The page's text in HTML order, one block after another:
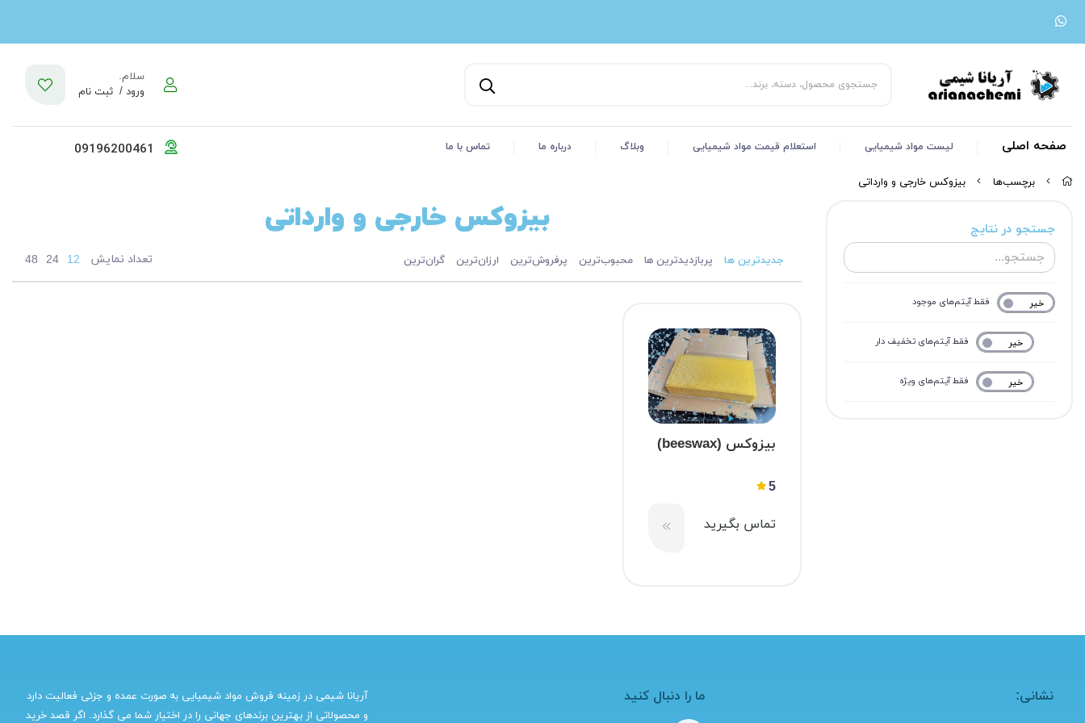
سلام.
ورود / ثبت نام
صفحه اصلی لیست مواد شیمیایی استعلام قیمت مواد شیمیایی وبلاگ درباره ما تماس با ما
برچسب‌ها بیزوکس خارجی و وارداتی
جستجو در نتایج
بله خیر فقط آیتم‌های موجود
بله خیر فقط آیتم‌های تخفیف دار
بله خیر فقط آیتم‌های ویژه
بیزوکس خارجی و وارداتی
جدیدترین ها پربازدیدترین ها محبوب‌‌ترین پرفروش‌ترین ارزان‌ترین گران‌ترین تعداد نمایش 12
24
48
بیزوکس (beeswax)
5
تماس بگیرید
نشانی: ما را دنبال کنید
آریانا شیمی در زمینه فروش مواد شیمیایی به صورت عمده و جزئی فعالیت دارد
و محصولاتی از بهترین برندهای جهانی را در اختیار شما می گذارد. اگر قصد خرید